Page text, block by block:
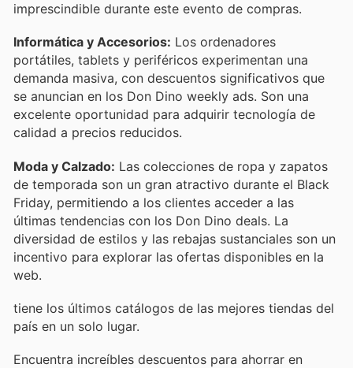
imprescindible durante este evento de compras.
Informática y Accesorios: Los ordenadores
portátiles, tablets y periféricos experimentan una
demanda masiva, con descuentos significativos que
se anuncian en los Don Dino weekly ads. Son una
excelente oportunidad para adquirir tecnología de
calidad a precios reducidos.
Moda y Calzado: Las colecciones de ropa y zapatos
de temporada son un gran atractivo durante el Black
Friday, permitiendo a los clientes acceder a las
últimas tendencias con los Don Dino deals. La
diversidad de estilos y las rebajas sustanciales son un
incentivo para explorar las ofertas disponibles en la
web.
tiene los últimos catálogos de las mejores tiendas del
país en un solo lugar.
Encuentra increíbles descuentos para ahorrar en